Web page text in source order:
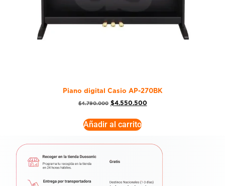
Piano digital Casio AP-270BK
$4.790.000 $4.550.500
Añadir al carrito